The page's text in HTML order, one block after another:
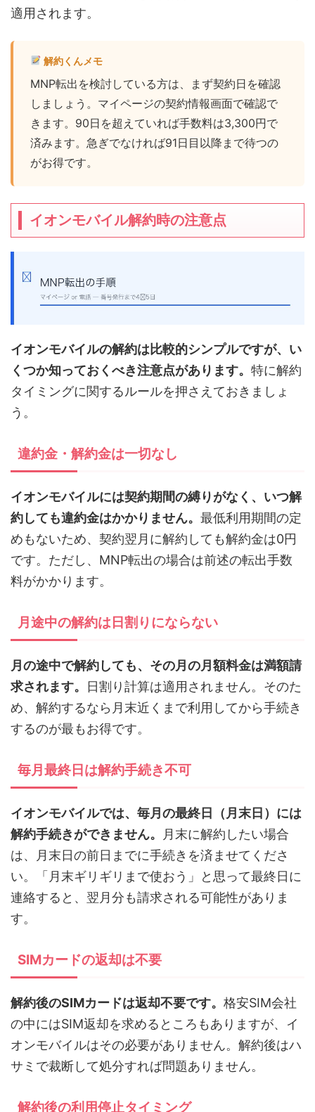
適用されます。
解約くんメモ
MNP転出を検討している方は、まず契約日を確認
しましょう。マイページの契約情報画面で確認で
きます。90日を超えていれば手数料は3,300円で
済みます。急ぎでなければ91日目以降まで待つの
がお得です。
イオンモバイル解約時の注意点
イオンモバイルの解約は比較的シンプルですが、い
くつか知っておくべき注意点があります。 特に解約
タイミングに関するルールを押さえておきましょ
う。
違約金・解約金は一切なし
イオンモバイルには契約期間の縛りがなく、いつ解
約しても違約金はかかりません。 最低利用期間の定
めもないため、契約翌月に解約しても解約金は0円
です。ただし、MNP転出の場合は前述の転出手数
料がかかります。
月途中の解約は日割りにならない
月の途中で解約しても、その月の月額料金は満額請
求されます。
日割り計算は適用されません。そのた
め、解約するなら月末近くまで利用してから手続き
するのが最もお得です。
毎月最終日は解約手続き不可
イオンモバイルでは、毎月の最終日（月末日）には
解約手続きができません。
月末に解約したい場合
は、月末日の前日までに手続きを済ませてくださ
い。「月末ギリギリまで使おう」と思って最終日に
連絡すると、翌月分も請求される可能性がありま
す。
SIMカードの返却は不要
解約後のSIMカードは返却不要です。 格安SIM会社
の中にはSIM返却を求めるところもありますが、イ
オンモバイルはその必要がありません。解約後はハ
サミで裁断して処分すれば問題ありません。
解約後の利用停止タイミング